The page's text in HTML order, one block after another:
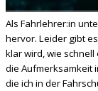
Als Fahrlehrer:in
hervor. Leider gibt
klar wird, wie
die Aufmerksamkeit
die ich in der